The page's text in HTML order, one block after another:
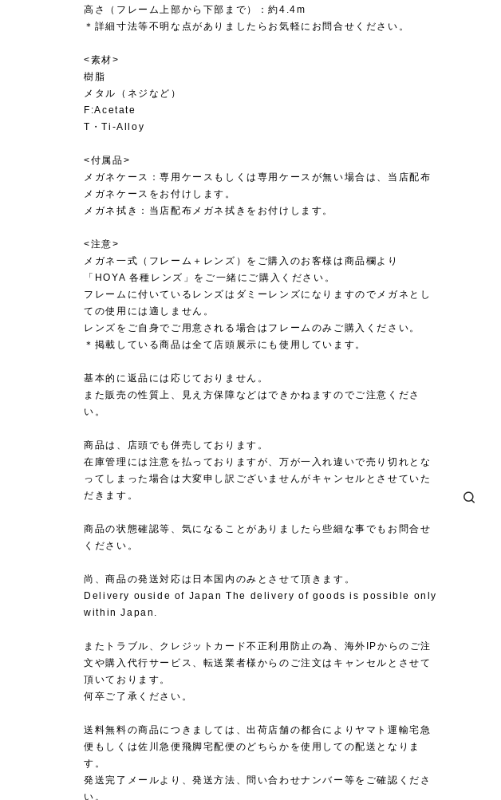
高さ（フレーム上部から下部まで）：約4.4m
＊詳細寸法等不明な点がありましたらお気軽にお問合せください。
<素材>
樹脂
メタル（ネジなど）
F:Acetate
T・Ti-Alloy
<付属品>
メガネケース：専用ケースもしくは専用ケースが無い場合は、当店配布
メガネケースをお付けします。
メガネ拭き：当店配布メガネ拭きをお付けします。
<注意>
メガネ一式（フレーム＋レンズ）をご購入のお客様は商品欄より
「HOYA 各種レンズ」をご一緒にご購入ください。
フレームに付いているレンズはダミーレンズになりますのでメガネとし
ての使用には適しません。
レンズをご自身でご用意される場合はフレームのみご購入ください。
＊掲載している商品は全て店頭展示にも使用しています。
基本的に返品には応じておりません。
また販売の性質上、見え方保障などはできかねますのでご注意くださ
い。
商品は、店頭でも併売しております。
在庫管理には注意を払っておりますが、万が一入れ違いで売り切れとな
ってしまった場合は大変申し訳ございませんがキャンセルとさせていた
だきます。
商品の状態確認等、気になることがありましたら些細な事でもお問合せ
ください。
尚、商品の発送対応は日本国内のみとさせて頂きます。
Delivery ouside of Japan The delivery of goods is possible only
within Japan.
またトラブル、クレジットカード不正利用防止の為、海外IPからのご注
文や購入代行サービス、転送業者様からのご注文はキャンセルとさせて
頂いております。
何卒ご了承ください。
送料無料の商品につきましては、出荷店舗の都合によりヤマト運輸宅急
便もしくは佐川急便飛脚宅配便のどちらかを使用しての配送となりま
す。
発送完了メールより、発送方法、問い合わせナンバー等をご確認くださ
い。